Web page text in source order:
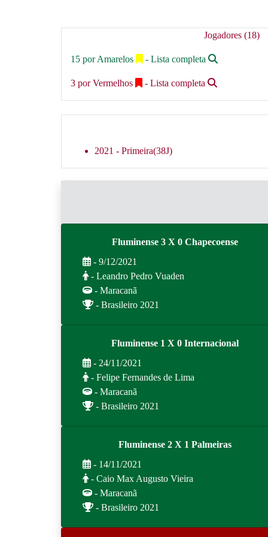
Jogadores (18)
15 por Amarelos - Lista completa
3 por Vermelhos - Lista completa
2021 - Primeira(38J)
Fluminense 3 X 0 Chapecoense
- 9/12/2021
- Leandro Pedro Vuaden
- Maracanã
- Brasileiro 2021
Fluminense 1 X 0 Internacional
- 24/11/2021
- Felipe Fernandes de Lima
- Maracanã
- Brasileiro 2021
Fluminense 2 X 1 Palmeiras
- 14/11/2021
- Caio Max Augusto Vieira
- Maracanã
- Brasileiro 2021